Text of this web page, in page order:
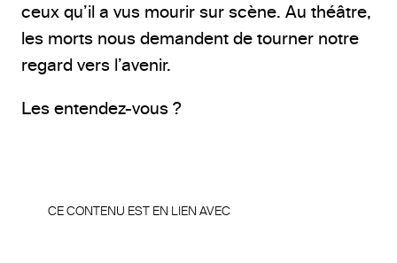
ceux qu’il a vus mourir sur scène. Au théâtre,
les morts nous demandent de tourner notre
regard vers l’avenir.
Les entendez-vous ?
CE CONTENU EST EN LIEN AVEC